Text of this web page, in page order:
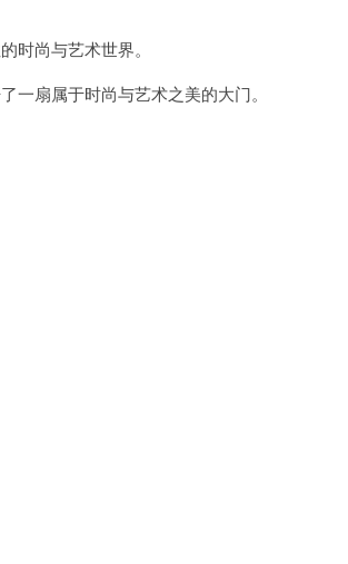
尚与艺术世界。
扇属于时尚与艺术之美的大门。